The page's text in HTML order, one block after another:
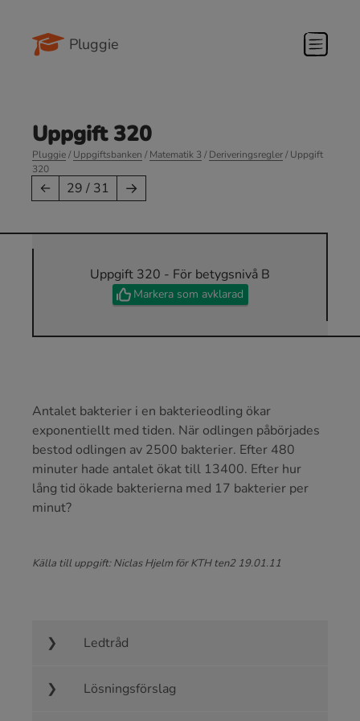
Pluggie
Uppgift 320
Pluggie/Uppgiftsbanken /Matematik 3 /Deriveringsregler/ Uppgift
320
← 29 / 31 →
Uppgift 320 - För betygsnivå B
Markera som avklarad
Antalet bakterier i en bakterieodling ökar
exponentiellt med tiden. När odlingen påbörjades
bestod odlingen av 2500 bakterier. Efter 480
minuter hade antalet ökat till 13400. Efter hur
lång tid ökade bakterierna med 17 bakterier per
minut?
Källa till uppgift: Niclas Hjelm för KTH ten2 19.01.11
Ledtråd
Lösningsförslag